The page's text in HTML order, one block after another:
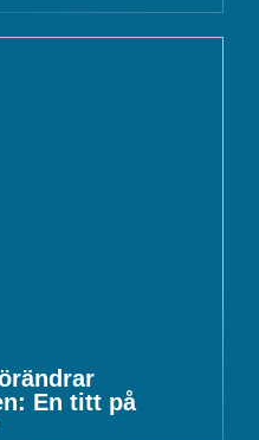
En titt på